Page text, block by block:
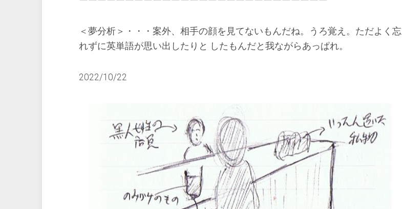
＜夢分析＞・・・案外、相手の顔を見てないもんだね。うろ覚え。ただよく忘
れずに英単語が思い出したりと したもんだと我ながらあっぱれ。
2022/10/22